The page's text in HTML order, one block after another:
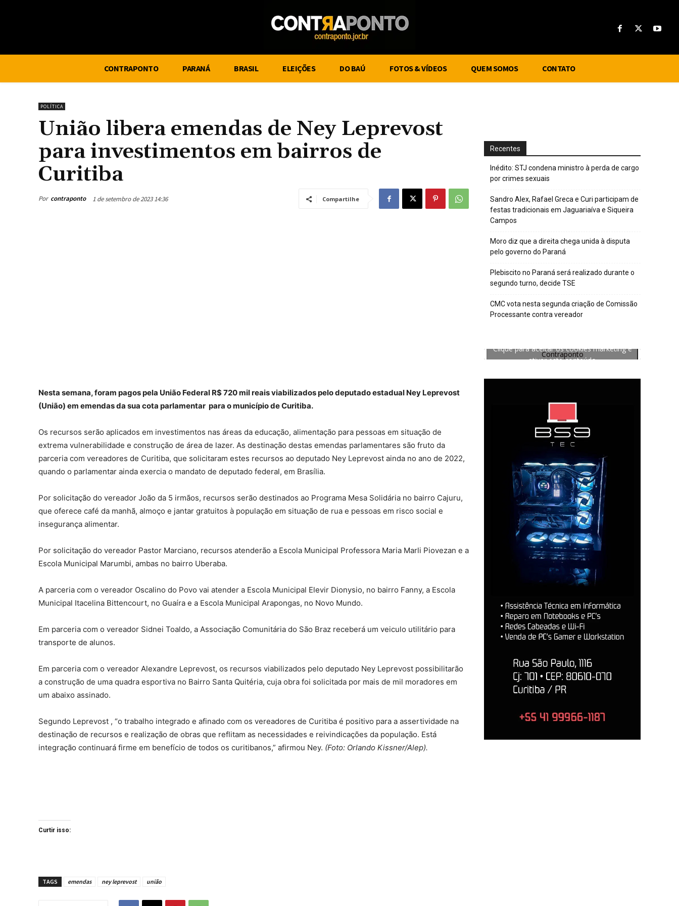
CONTRAPONTO PARANÁ BRASIL ELEIÇÕES DO BAÚ FOTOS & VÍDEOS QUEM SOMOS CONTATO
POLÍTICA
União libera emendas de Ney Leprevost
para investimentos em bairros de
Curitiba
Por contraponto 1 de setembro de 2023 14:36 Compartilhe
Nesta semana, foram pagos pela União Federal R$ 720 mil reais viabilizados pelo deputado estadual Ney Leprevost
(União) em emendas da sua cota parlamentar para o município de Curitiba.
Os recursos serão aplicados em investimentos nas áreas da educação, alimentação para pessoas em situação de
extrema vulnerabilidade e construção de área de lazer. As destinação destas emendas parlamentares são fruto da
parceria com vereadores de Curitiba, que solicitaram estes recursos ao deputado Ney Leprevost ainda no ano de 2022,
quando o parlamentar ainda exercia o mandato de deputado federal, em Brasília.
Por solicitação do vereador João da 5 irmãos, recursos serão destinados ao Programa Mesa Solidária no bairro Cajuru,
que oferece café da manhã, almoço e jantar gratuitos à população em situação de rua e pessoas em risco social e
insegurança alimentar.
Por solicitação do vereador Pastor Marciano, recursos atenderão a Escola Municipal Professora Maria Marli Piovezan e a
Escola Municipal Marumbi, ambas no bairro Uberaba.
A parceria com o vereador Oscalino do Povo vai atender a Escola Municipal Elevir Dionysio, no bairro Fanny, a Escola
Municipal Itacelina Bittencourt, no Guaíra e a Escola Municipal Arapongas, no Novo Mundo.
Em parceria com o vereador Sidnei Toaldo, a Associação Comunitária do São Braz receberá um veiculo utilitário para
transporte de alunos.
Em parceria com o vereador Alexandre Leprevost, os recursos viabilizados pelo deputado Ney Leprevost possibilitarão
a construção de uma quadra esportiva no Bairro Santa Quitéria, cuja obra foi solicitada por mais de mil moradores em
um abaixo assinado.
Segundo Leprevost , “o trabalho integrado e afinado com os vereadores de Curitiba é positivo para a assertividade na
destinação de recursos e realização de obras que reflitam as necessidades e reivindicações da população. Está
integração continuará firme em benefício de todos os curitibanos,” afirmou Ney. (Foto: Orlando Kissner/Alep).
Curtir isso:
TAGS emendas ney leprevost união
Recentes
Inédito: STJ condena ministro à perda de cargo
por crimes sexuais
Sandro Alex, Rafael Greca e Curi participam de
festas tradicionais em Jaguariaíva e Siqueira
Campos
Moro diz que a direita chega unida à disputa
pelo governo do Paraná
Plebiscito no Paraná será realizado durante o
segundo turno, decide TSE
CMC vota nesta segunda criação de Comissão
Processante contra vereador
Contraponto
Clique para aceitar os cookies marketing e
ativar este conteúdo